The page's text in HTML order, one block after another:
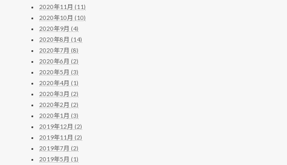
2020年11月 (11)
2020年10月 (10)
2020年9月 (4)
2020年8月 (14)
2020年7月 (8)
2020年6月 (2)
2020年5月 (3)
2020年4月 (1)
2020年3月 (2)
2020年2月 (2)
2020年1月 (3)
2019年12月 (2)
2019年11月 (2)
2019年7月 (2)
2019年5月 (1)